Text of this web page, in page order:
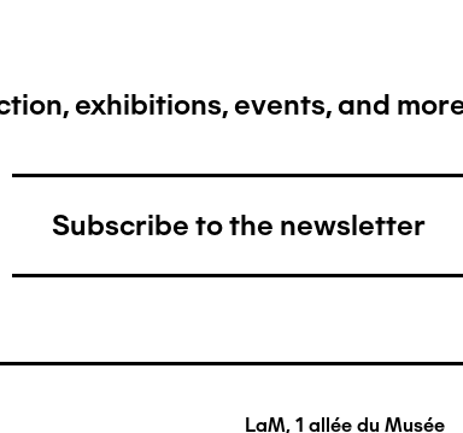
exhibitions, events, and
Subscribe to the newsletter
LaM, 1 allée du Musée